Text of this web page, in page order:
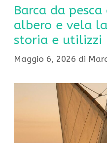
Barca da
albero e vela
storia e utilizzi
Maggio 6, 2026 di